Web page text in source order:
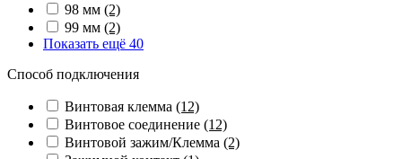
98 мм (2)
99 мм (2)
Показать ещё 40
Способ подключения
Винтовая клемма (12)
Винтовое соединение (12)
Винтовой зажим/Клемма (2)